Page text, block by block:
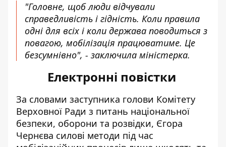
"Головне, щоб люди відчували
справедливість і гідність. Коли правила
одні для всіх і коли держава поводиться з
повагою, мобілізація працюватиме. Це
безсумнівно", - заключила міністерка.
Електронні повістки
За словами заступника голови Комітету
Верховної Ради з питань національної
безпеки, оборони та розвідки, Єгора
Чернєва силові методи під час